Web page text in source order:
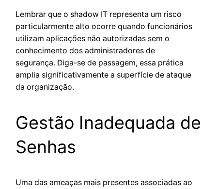
Lembrar que o shadow IT representa um risco
particularmente alto ocorre quando funcionários
utilizam aplicações não autorizadas sem o
conhecimento dos administradores de
segurança. Diga-se de passagem, essa prática
amplia significativamente a superfície de ataque
da organização.
Gestão Inadequada de
Senhas
Uma das ameaças mais presentes associadas ao